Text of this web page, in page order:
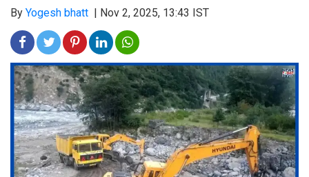
By Yogesh bhatt Nov 2, 2025, 13:43 IST